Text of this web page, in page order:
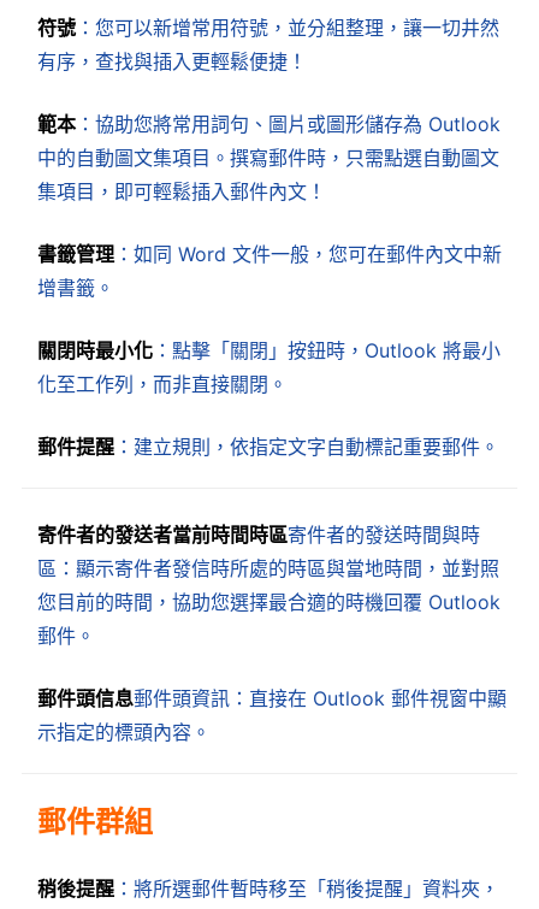
符號：您可以新增常用符號，並分組整理，讓一切井然
有序，查找與插入更輕鬆便捷！
範本：協助您將常用詞句、圖片或圖形儲存為 Outlook
中的自動圖文集項目。撰寫郵件時，只需點選自動圖文
集項目，即可輕鬆插入郵件內文！
書籤管理 ：如同 Word 文件一般，您可在郵件內文中新
增書籤。
關閉時最小化 ：點擊「關閉」按鈕時，Outlook 將最小
化至工作列，而非直接關閉。
郵件提醒 ：建立規則，依指定文字自動標記重要郵件。
寄件者的發送者當前時間時區寄件者的發送時間與時
區：顯示寄件者發信時所處的時區與當地時間，並對照
您目前的時間，協助您選擇最合適的時機回覆 Outlook
郵件。
郵件頭信息郵件頭資訊：直接在 Outlook 郵件視窗中顯
示指定的標頭內容。
郵件群組
稍後提醒 ：將所選郵件暫時移至「稍後提醒」資料夾，